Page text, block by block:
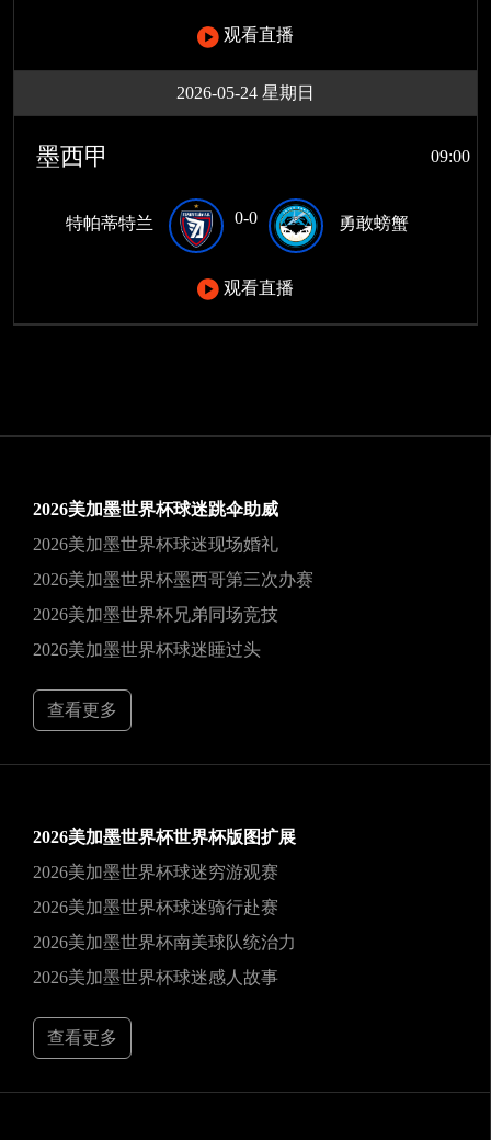
观看直播
2026-05-24 星期日
墨西甲 09:00
特帕蒂特兰 0-0 勇敢螃蟹
观看直播
2026美加墨世界杯球迷跳伞助威
2026美加墨世界杯球迷现场婚礼
2026美加墨世界杯墨西哥第三次办赛
2026美加墨世界杯兄弟同场竞技
2026美加墨世界杯球迷睡过头
查看更多
2026美加墨世界杯世界杯版图扩展
2026美加墨世界杯球迷穷游观赛
2026美加墨世界杯球迷骑行赴赛
2026美加墨世界杯南美球队统治力
2026美加墨世界杯球迷感人故事
查看更多